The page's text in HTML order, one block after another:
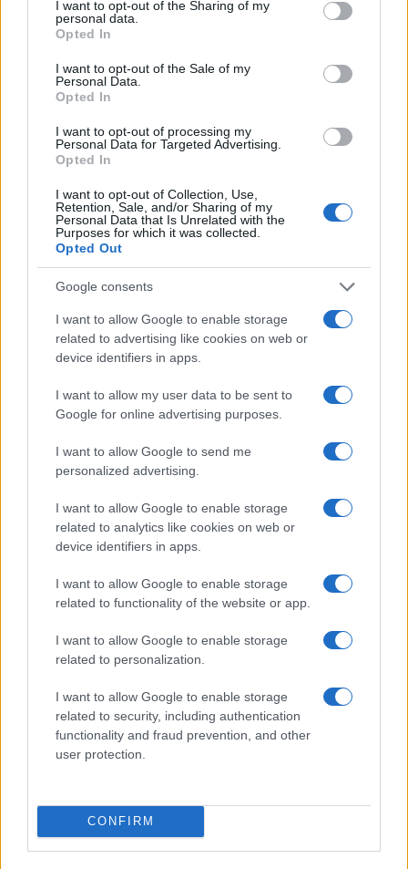
not limited to your visit or usage behaviour. You may click to
grant or deny consent to Google and its third-party tags to
use your data for below specified purposes in below Google
consent section.
I want to opt-out of the Sharing of my
personal data.
Opted In
I want to opt-out of the Sale of my
Personal Data.
Opted In
I want to opt-out of processing my
Personal Data for Targeted Advertising.
Opted In
I want to opt-out of Collection, Use,
Retention, Sale, and/or Sharing of my
Personal Data that Is Unrelated with the
Purposes for which it was collected.
Opted Out
Google consents
I want to allow Google to enable storage
related to advertising like cookies on web or
device identifiers in apps.
I want to allow my user data to be sent to
Google for online advertising purposes.
I want to allow Google to send me
personalized advertising.
I want to allow Google to enable storage
related to analytics like cookies on web or
device identifiers in apps.
I want to allow Google to enable storage
related to functionality of the website or app.
I want to allow Google to enable storage
related to personalization.
I want to allow Google to enable storage
related to security, including authentication
functionality and fraud prevention, and other
user protection.
CONFIRM
Gyöngyösi Márton a
Neokohnnak: Én voltam az
egyetlen politikus a
szédervacsorán
2023. április 10.
Együtt széderezett a Mazsihisz és
a Jobbik elnöke